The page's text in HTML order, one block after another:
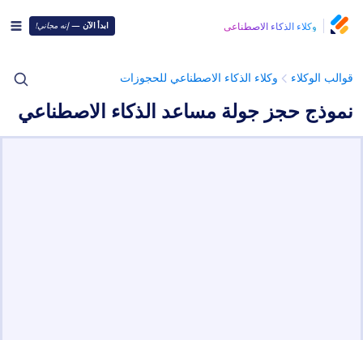
وكلاء الذكاء الاصطناعي ابدأ الآن —إنه مجاني!
قوالب الوكلاء وكلاء الذكاء الاصطناعي للحجوزات
نموذج حجز جولة مساعد الذكاء الاصطناعي